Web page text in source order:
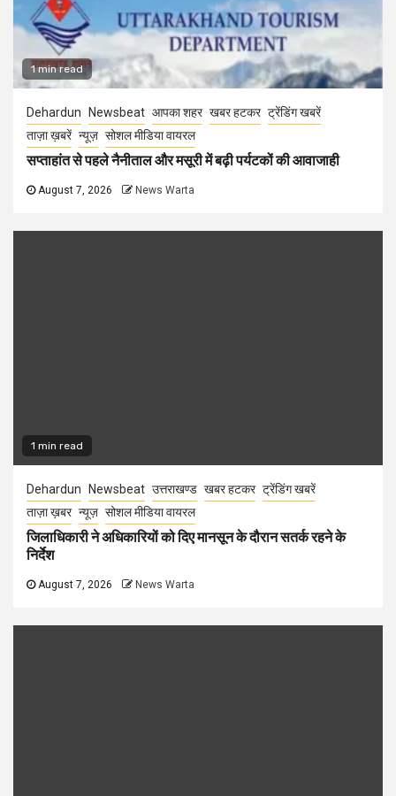
1 min read
Dehardun Newsbeat आपका शहर खबर हटकर ट्रेंडिंग खबरें
ताज़ा ख़बरें न्यूज़ सोशल मीडिया वायरल
सप्ताहांत से पहले नैनीताल और मसूरी में बढ़ी पर्यटकों की आवाजाही
August 7, 2026 News Warta
1 min read
Dehardun Newsbeat उत्तराखण्ड खबर हटकर ट्रेंडिंग खबरें
ताज़ा ख़बर न्यूज़ सोशल मीडिया वायरल
जिलाधिकारी ने अधिकारियों को दिए मानसून के दौरान सतर्क रहने के
निर्देश
August 7, 2026 News Warta